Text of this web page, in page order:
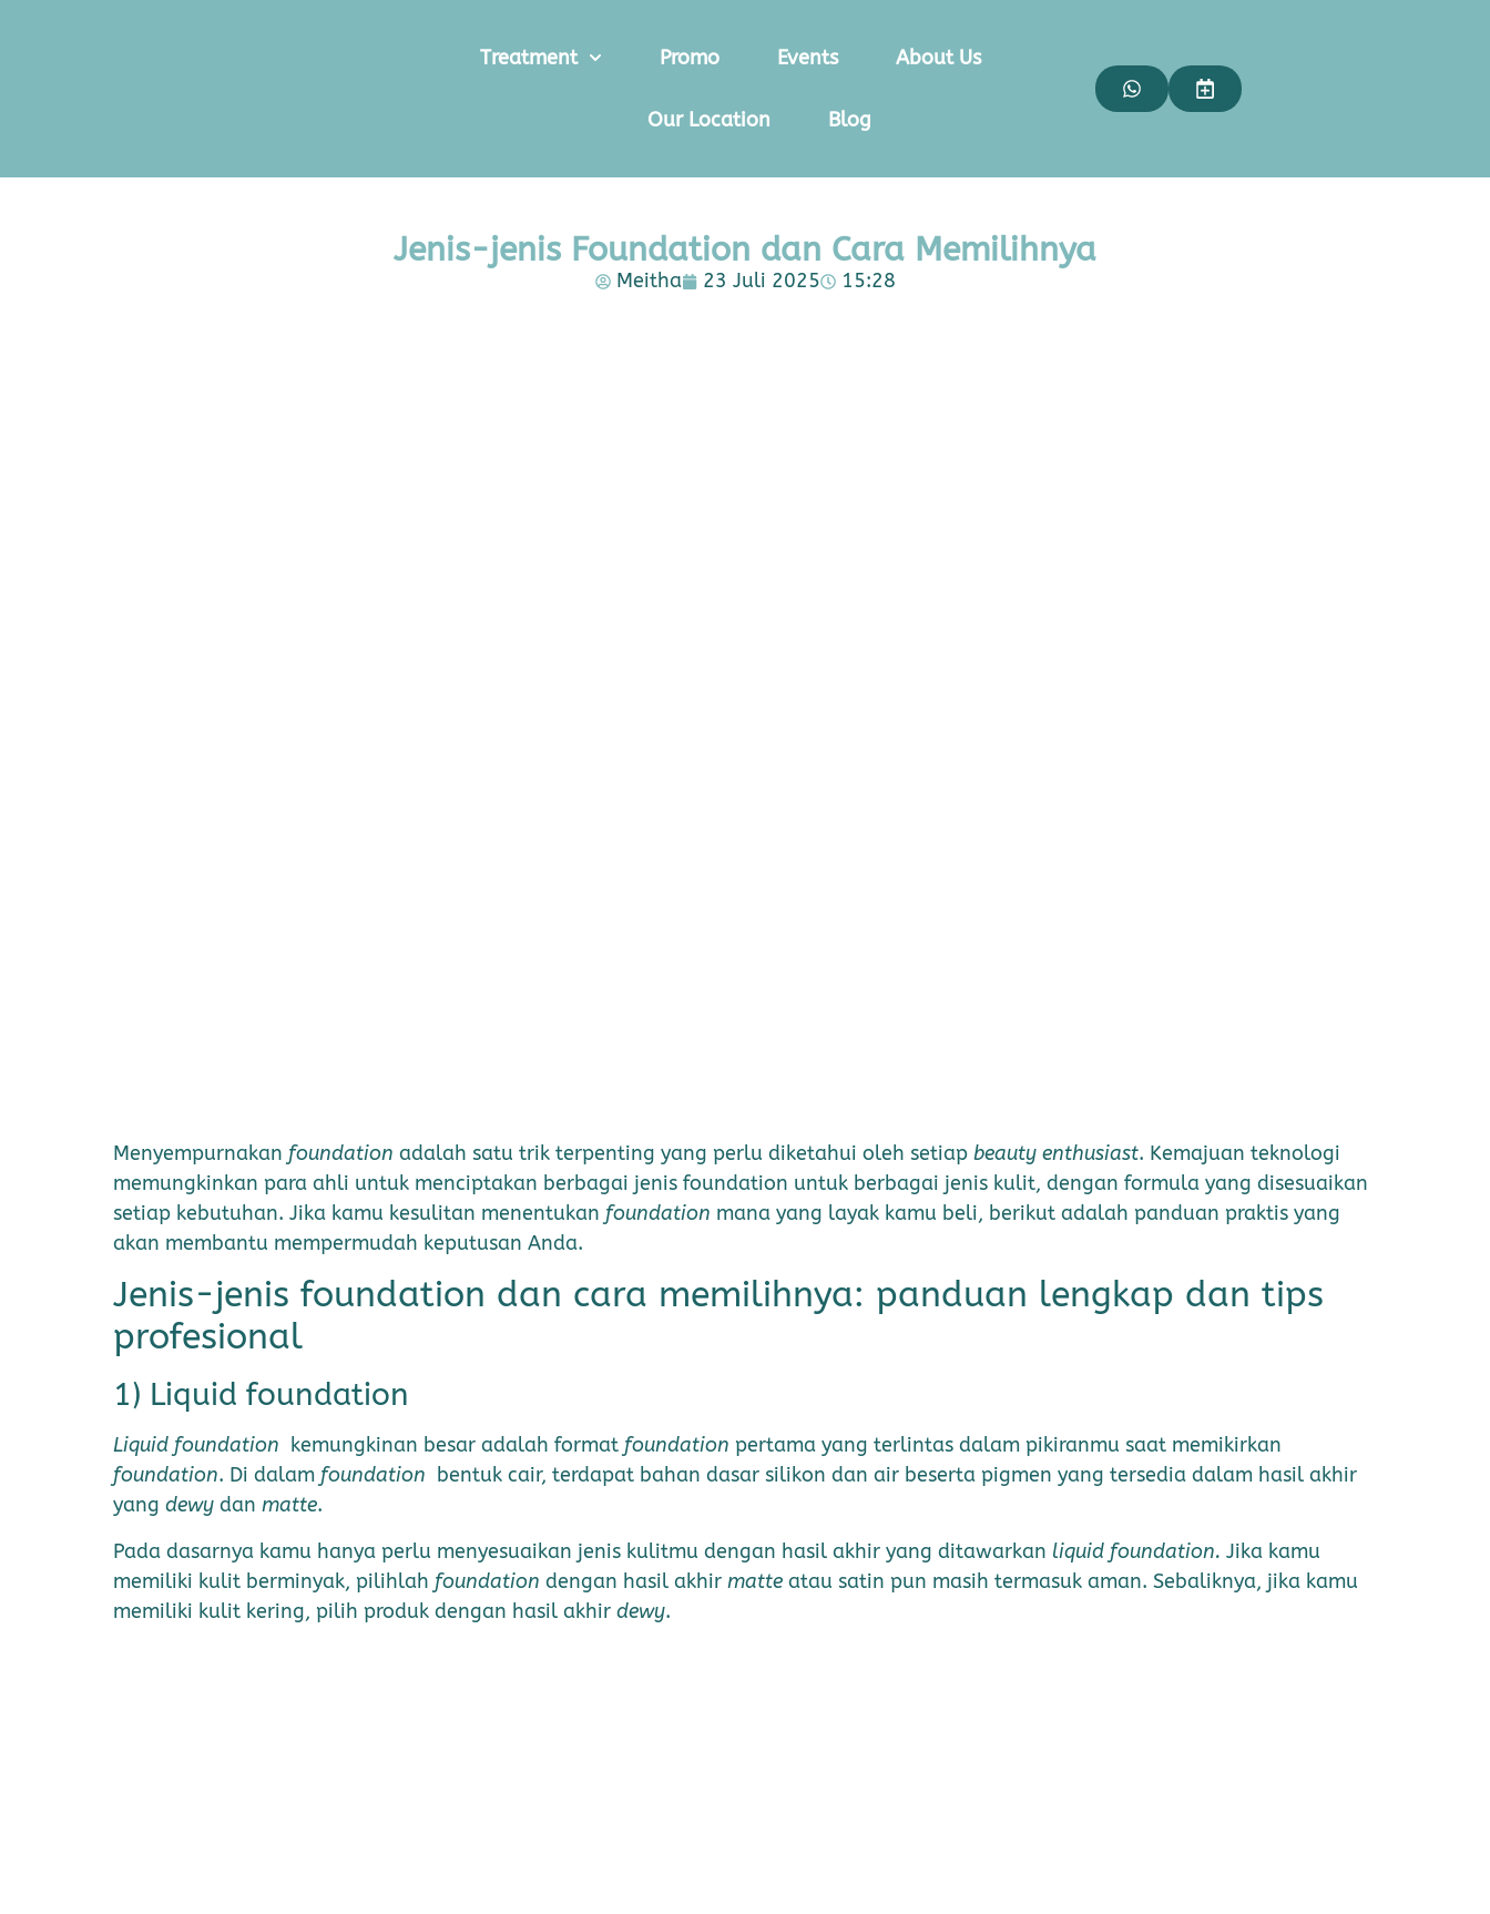
Treatment Promo Events About Us
Our Location Blog
Jenis-jenis Foundation dan Cara Memilihnya
Meitha 23 Juli 2025 15:28
Menyempurnakan foundation adalah satu trik terpenting yang perlu diketahui oleh setiap beauty enthusiast. Kemajuan teknologi
memungkinkan para ahli untuk menciptakan berbagai jenis foundation untuk berbagai jenis kulit, dengan formula yang disesuaikan
setiap kebutuhan. Jika kamu kesulitan menentukan foundation mana yang layak kamu beli, berikut adalah panduan praktis yang
akan membantu mempermudah keputusan Anda.
Jenis-jenis foundation dan cara memilihnya: panduan lengkap dan tips
profesional
1) Liquid foundation
Liquid foundation kemungkinan besar adalah format foundation pertama yang terlintas dalam pikiranmu saat memikirkan
foundation. Di dalam foundation bentuk cair, terdapat bahan dasar silikon dan air beserta pigmen yang tersedia dalam hasil akhir
yang dewy dan matte.
Pada dasarnya kamu hanya perlu menyesuaikan jenis kulitmu dengan hasil akhir yang ditawarkan liquid foundation. Jika kamu
memiliki kulit berminyak, pilihlah foundation dengan hasil akhir matte atau satin pun masih termasuk aman. Sebaliknya, jika kamu
memiliki kulit kering, pilih produk dengan hasil akhir dewy.